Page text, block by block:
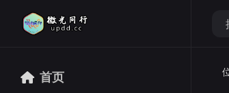
首页
首页